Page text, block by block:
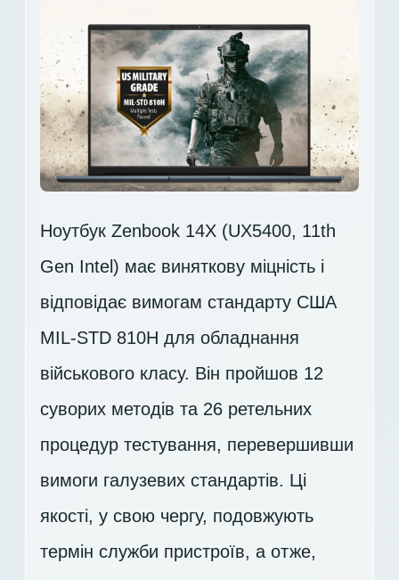
Ноутбук Zenbook 14X (UX5400, 11th
Gen Intel) має виняткову міцність і
відповідає вимогам стандарту США
MIL-STD 810H для обладнання
військового класу. Він пройшов 12
суворих методів та 26 ретельних
процедур тестування, перевершивши
вимоги галузевих стандартів. Ці
якості, у свою чергу, подовжують
термін служби пристроїв, а отже,